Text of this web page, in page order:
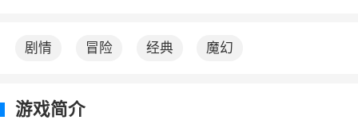
剧情 冒险 经典 魔幻
游戏简介